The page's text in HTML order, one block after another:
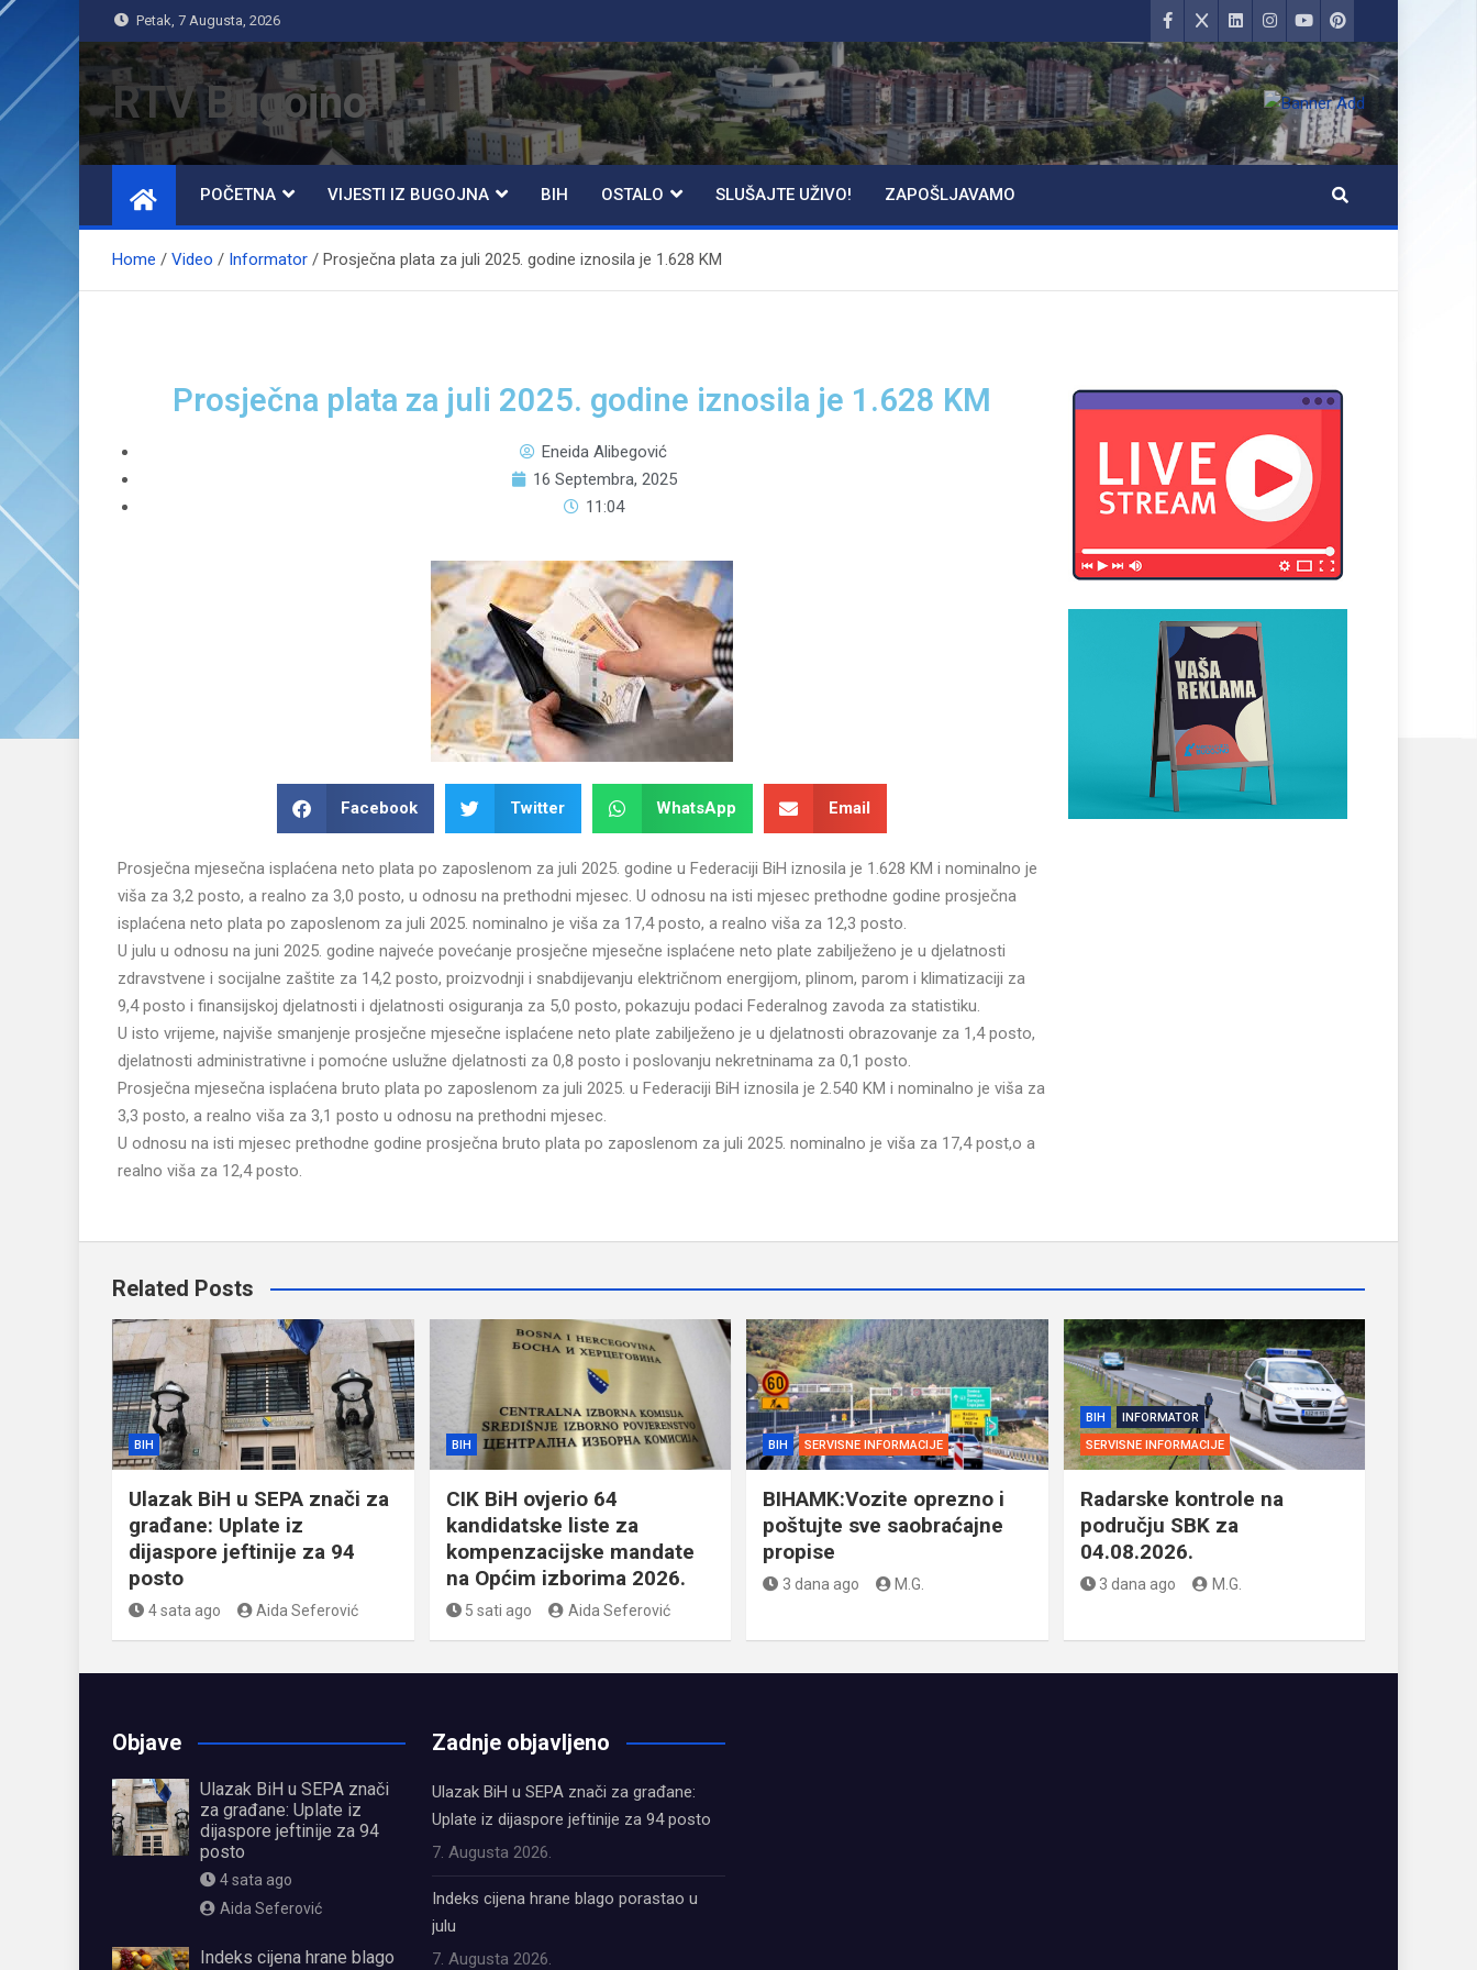
Petak, 7 Augusta, 2026
RTV Bugojno
POČETNA VIJESTI IZ BUGOJNA BIH OSTALO SLUŠAJTE UŽIVO! ZAPOŠLJAVAMO
Home Video Informator Prosječna plata za juli 2025. godine iznosila je 1.628 KM
Prosječna plata za juli 2025. godine iznosila je 1.628 KM
Eneida Alibegović
16 Septembra, 2025
11:04
Facebook Twitter WhatsApp Email
Prosječna mjesečna isplaćena neto plata po zaposlenom za juli 2025. godine u Federaciji BiH iznosila je 1.628 KM i nominalno je
viša za 3,2 posto, a realno za 3,0 posto, u odnosu na prethodni mjesec. U odnosu na isti mjesec prethodne godine prosječna
isplaćena neto plata po zaposlenom za juli 2025. nominalno je viša za 17,4 posto, a realno viša za 12,3 posto.
U julu u odnosu na juni 2025. godine najveće povećanje prosječne mjesečne isplaćene neto plate zabilježeno je u djelatnosti
zdravstvene i socijalne zaštite za 14,2 posto, proizvodnji i snabdijevanju električnom energijom, plinom, parom i klimatizaciji za
9,4 posto i finansijskoj djelatnosti i djelatnosti osiguranja za 5,0 posto, pokazuju podaci Federalnog zavoda za statistiku.
U isto vrijeme, najviše smanjenje prosječne mjesečne isplaćene neto plate zabilježeno je u djelatnosti obrazovanje za 1,4 posto,
djelatnosti administrativne i pomoćne uslužne djelatnosti za 0,8 posto i poslovanju nekretninama za 0,1 posto.
Prosječna mjesečna isplaćena bruto plata po zaposlenom za juli 2025. u Federaciji BiH iznosila je 2.540 KM i nominalno je viša za
3,3 posto, a realno viša za 3,1 posto u odnosu na prethodni mjesec.
U odnosu na isti mjesec prethodne godine prosječna bruto plata po zaposlenom za juli 2025. nominalno je viša za 17,4 post,o a
realno viša za 12,4 posto.
Related Posts
BIH
Ulazak BiH u SEPA znači za
građane: Uplate iz
dijaspore jeftinije za 94
posto
4 sata ago Aida Seferović
BIH
CIK BiH ovjerio 64
kandidatske liste za
kompenzacijske mandate
na Općim izborima 2026.
5 sati ago Aida Seferović
BIH SERVISNE INFORMACIJE
BIHAMK:Vozite oprezno i
poštujte sve saobraćajne
propise
3 dana ago M.G.
BIH
INFORMATOR
SERVISNE INFORMACIJE
Radarske kontrole na
području SBK za
04.08.2026.
3 dana ago M.G.
Objave
Ulazak BiH u SEPA znači
za građane: Uplate iz
dijaspore jeftinije za 94
posto
4 sata ago
Aida Seferović
Indeks cijena hrane blago
Zadnje objavljeno
Ulazak BiH u SEPA znači za građane:
Uplate iz dijaspore jeftinije za 94 posto
7. Augusta 2026.
Indeks cijena hrane blago porastao u
julu
7. Augusta 2026.